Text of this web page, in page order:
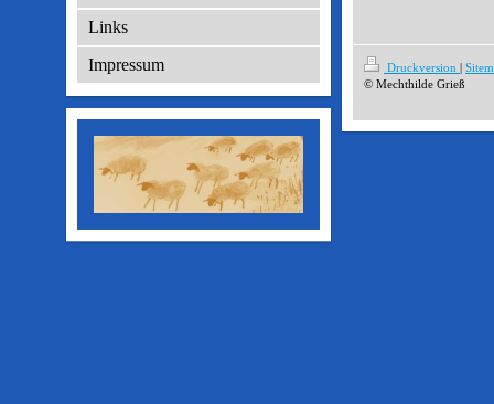
Links
Impressum
Druckversion |
© Mechthilde Grieß